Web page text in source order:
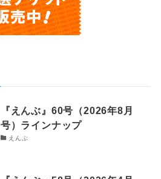
『えんぶ』60号（2026年8月
号）ラインナップ
えんぶ